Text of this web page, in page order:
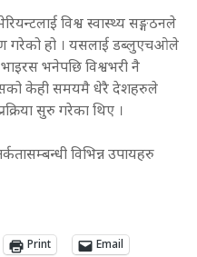
विश्व स्वास्थ्य सङ्गठनले
गरेको हो । यसलाई डब्लुएचओले
भनेपछि विश्वभरी नै
केही समयमै धेरै देशहरुले
सुरु गरेका थिए ।
विभिन्न उपायहरु
Print Email